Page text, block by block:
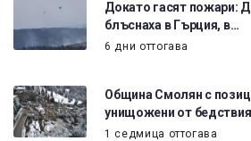
Докато гасят пожари:
блъснаха в Гърция, в…
6 дни оттогава
Община Смолян с
унищожени от
1 седмица оттогава